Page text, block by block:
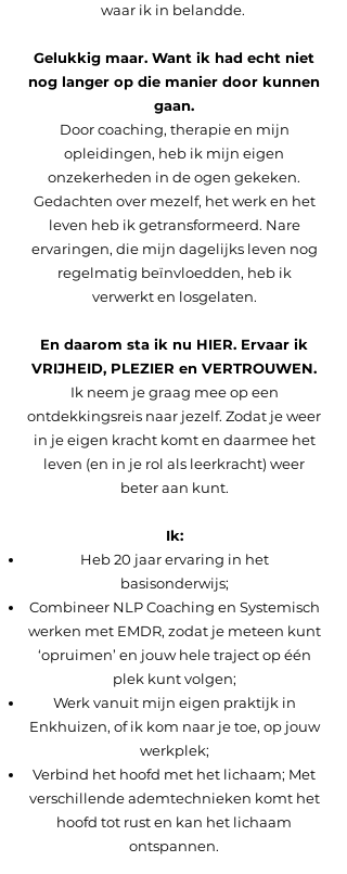
waar ik in belandde.
Gelukkig maar. Want ik had echt niet
nog langer op die manier door kunnen
gaan.
Door coaching, therapie en mijn
opleidingen, heb ik mijn eigen
onzekerheden in de ogen gekeken.
Gedachten over mezelf, het werk en het
leven heb ik getransformeerd. Nare
ervaringen, die mijn dagelijks leven nog
regelmatig beïnvloedden, heb ik
verwerkt en losgelaten.
En daarom sta ik nu HIER. Ervaar ik
VRIJHEID, PLEZIER en VERTROUWEN.
Ik neem je graag mee op een
ontdekkingsreis naar jezelf. Zodat je weer
in je eigen kracht komt en daarmee het
leven (en in je rol als leerkracht) weer
beter aan kunt.
Ik:
Heb 20 jaar ervaring in het
basisonderwijs;
Combineer NLP Coaching en Systemisch
werken met EMDR, zodat je meteen kunt
‘opruimen’ en jouw hele traject op één
plek kunt volgen;
Werk vanuit mijn eigen praktijk in
Enkhuizen, of ik kom naar je toe, op jouw
werkplek;
Verbind het hoofd met het lichaam; Met
verschillende ademtechnieken komt het
hoofd tot rust en kan het lichaam
ontspannen.